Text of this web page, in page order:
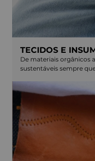
TECIDOS E
De materiais orgânicos
sustentáveis sempre